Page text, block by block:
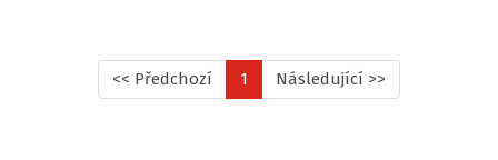
<< Předchozí 1 Následující >>